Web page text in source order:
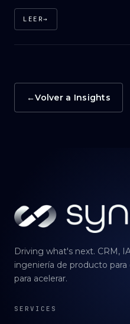
LEER→
→Volver a Insights
Driving what's next. CRM,
ingeniería de producto para
para acelerar.
SERVICES